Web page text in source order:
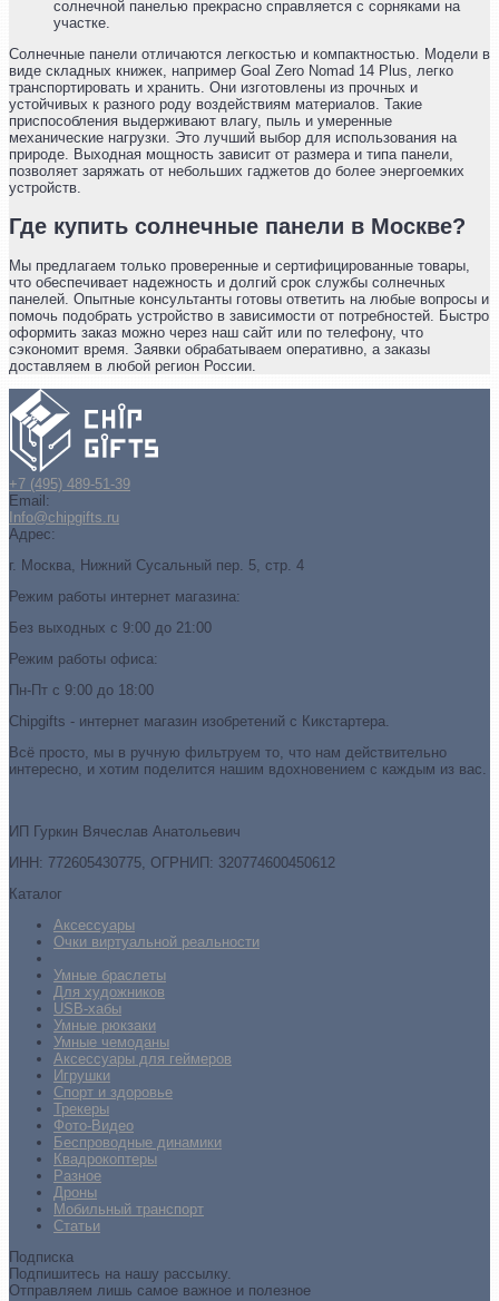
солнечной панелью прекрасно справляется с сорняками на
участке.
Солнечные панели отличаются легкостью и компактностью. Модели в
виде складных книжек, например Goal Zero Nomad 14 Plus, легко
транспортировать и хранить. Они изготовлены из прочных и
устойчивых к разного роду воздействиям материалов. Такие
приспособления выдерживают влагу, пыль и умеренные
механические нагрузки. Это лучший выбор для использования на
природе. Выходная мощность зависит от размера и типа панели,
позволяет заряжать от небольших гаджетов до более энергоемких
устройств.
Где купить солнечные панели в Москве?
Мы предлагаем только проверенные и сертифицированные товары,
что обеспечивает надежность и долгий срок службы солнечных
панелей. Опытные консультанты готовы ответить на любые вопросы и
помочь подобрать устройство в зависимости от потребностей. Быстро
оформить заказ можно через наш сайт или по телефону, что
сэкономит время. Заявки обрабатываем оперативно, а заказы
доставляем в любой регион России.
+7 (495) 489-51-39
Email:
Info@chipgifts.ru
Адрес:
г. Москва, Нижний Сусальный пер. 5, стр. 4
Режим работы интернет магазина:
Без выходных с 9:00 до 21:00
Режим работы офиса:
Пн-Пт с 9:00 до 18:00
Chipgifts - интернет магазин изобретений с Кикстартера.
Всё просто, мы в ручную фильтруем то, что нам действительно
интересно, и хотим поделится нашим вдохновением с каждым из вас.
ИП Гуркин Вячеслав Анатольевич
ИНН: 772605430775, ОГРНИП: 320774600450612
Каталог
Аксессуары
Очки виртуальной реальности
Умные браслеты
Для художников
USB-хабы
Умные рюкзаки
Умные чемоданы
Аксессуары для геймеров
Игрушки
Спорт и здоровье
Трекеры
Фото-Видео
Беспроводные динамики
Квадрокоптеры
Разное
Дроны
Мобильный транспорт
Статьи
Подписка
Подпишитесь на нашу рассылку.
Отправляем лишь самое важное и полезное